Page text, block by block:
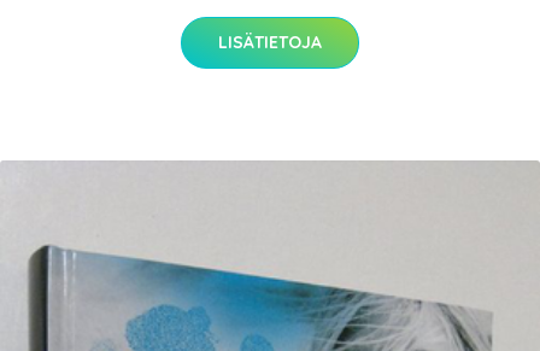
LISÄTIETOJA